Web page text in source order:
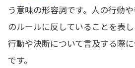
う意味の形容詞です。人の行動
のルールに反していることを表
行動や決断について言及する際
です。